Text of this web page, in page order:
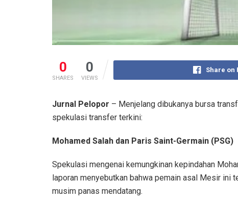
0
SHARES
0
VIEWS
Share on
Jurnal Pelopor – Menjelang dibukanya bursa
spekulasi transfer terkini:
Mohamed Salah dan Paris Saint-Germain (PSG)
Spekulasi mengenai kemungkinan kepindahan
laporan menyebutkan bahwa pemain asal Mesir ini
musim panas mendatang.